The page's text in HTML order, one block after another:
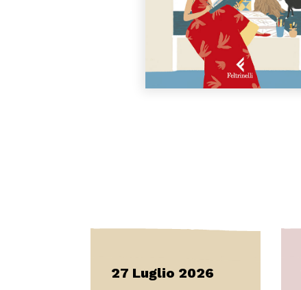
27 Luglio 2026